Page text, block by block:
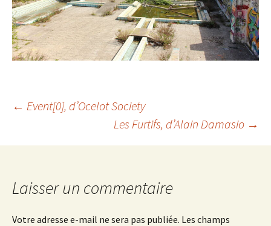
Navigation
des
articles
← Event[0], d’Ocelot Society
Les Furtifs, d’Alain Damasio →
Laisser un commentaire
Votre adresse e-mail ne sera pas publiée. Les champs